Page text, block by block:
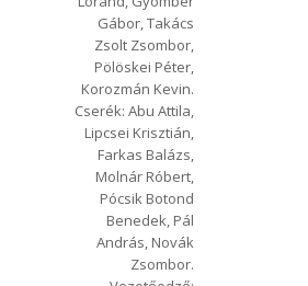
Gábor, Takács
Zsolt Zsombor,
Pölöskei Péter,
Korozmán Kevin.
Cserék: Abu Attila,
Lipcsei Krisztián,
Farkas Balázs,
Molnár Róbert,
Pócsik Botond
Benedek, Pál
András, Novák
Zsombor.